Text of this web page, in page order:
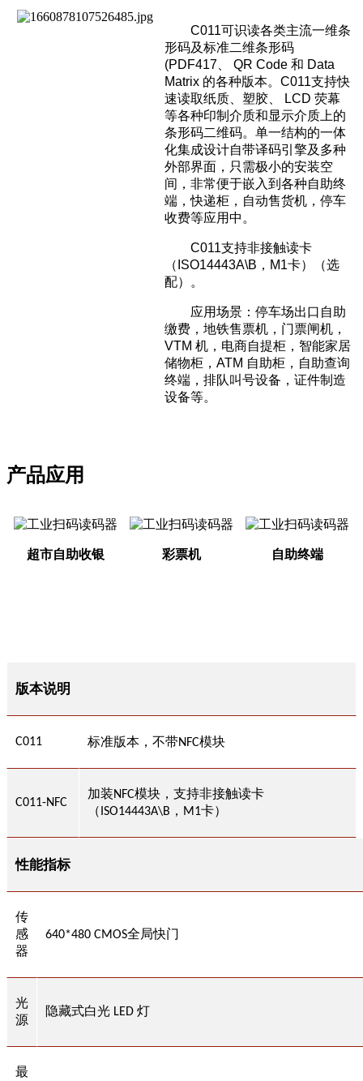
C011可识读各类主流一维条
形码及标准二维条形码
(PDF417、 QR Code 和 Data
Matrix 的各种版本。C011支持快
速读取纸质、塑胶、 LCD 荧幕
等各种印制介质和显示介质上的
条形码二维码。单一结构的一体
化集成设计自带译码引擎及多种
外部界面，只需极小的安装空
间，非常便于嵌入到各种自助终
端，快递柜，自动售货机，停车
收费等应用中。
C011支持非接触读卡
（ISO14443A\B，M1卡）（选
配）。
应用场景：停车场出口自助
缴费，地铁售票机，门票闸机，
VTM 机，电商自提柜，智能家居
储物柜，ATM 自助柜，自助查询
终端，排队叫号设备，证件制造
设备等。
产品应用
超市自助收银 彩票机 自助终端
版本说明
C011 标准版本，不带NFC模块
C011-NFC
加装NFC模块，支持非接触读卡
（ISO14443A\B ， M1卡）
性能指标
传
感
器
640*480 CMOS全局快门
光
源
隐藏式白光 LED 灯
最